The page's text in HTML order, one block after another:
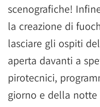
scenografiche!
la creazione di
lasciare gli ospiti
aperta davanti a
pirotecnici,
giorno e della